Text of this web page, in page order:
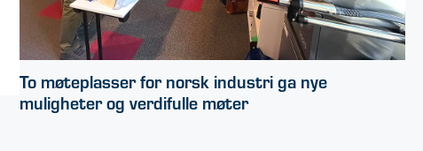
To møteplasser for norsk industri ga nye
muligheter og verdifulle møter